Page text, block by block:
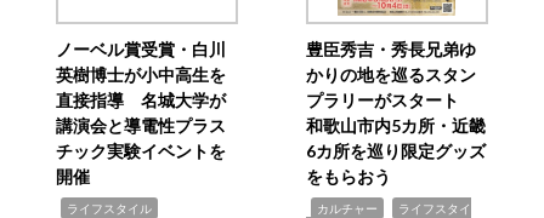
ノーベル賞受賞・白川
英樹博士が小中高生を
直接指導 名城大学が
講演会と導電性プラス
チック実験イベントを
開催
ライフスタイル
豊臣秀吉・秀長兄弟ゆ
かりの地を巡るスタン
プラリーがスタート
和歌山市内5カ所・近畿
6カ所を巡り限定グッズ
をもらおう
カルチャー
ライフスタイ